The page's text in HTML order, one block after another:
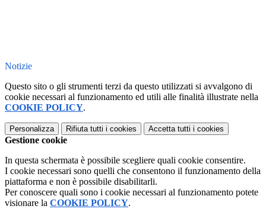
Notizie
Questo sito o gli strumenti terzi da questo utilizzati si avvalgono di
cookie necessari al funzionamento ed utili alle finalità illustrate nella
COOKIE POLICY.
Personalizza Rifiuta tutti i cookies Accetta tutti i cookies
Gestione cookie
In questa schermata è possibile scegliere quali cookie consentire.
I cookie necessari sono quelli che consentono il funzionamento della
piattaforma e non è possibile disabilitarli.
Per conoscere quali sono i cookie necessari al funzionamento potete
visionare la COOKIE POLICY.